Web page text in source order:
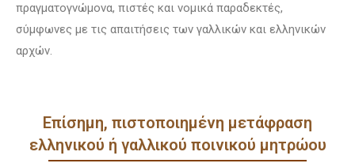
πραγματογνώμονα, πιστές και νομικά παραδεκτές,
σύμφωνες με τις απαιτήσεις των γαλλικών και ελληνικών
αρχών.
Επίσημη, πιστοποιημένη μετάφραση
ελληνικού ή γαλλικού ποινικού μητρώου